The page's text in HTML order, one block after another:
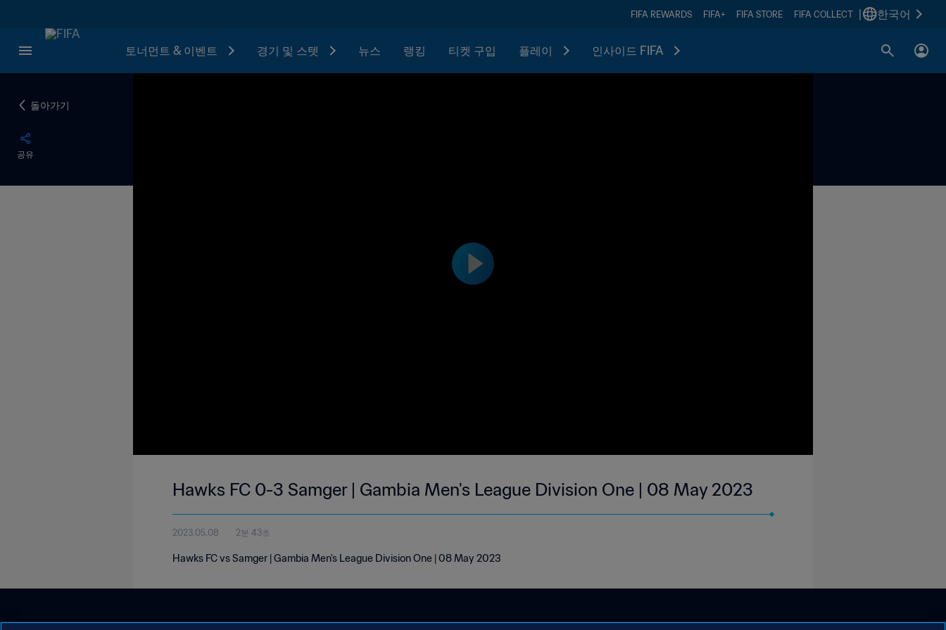
FIFA REWARDS FIFA+ FIFA STORE FIFA COLLECT 한국어
토너먼트 & 이벤트 경기 및 스텟 뉴스 랭킹 티켓 구입 플레이 인사이드 FIFA
돌아가기
공유
Hawks FC 0-3 Samger | Gambia Men's League Division One | 08 May 2023
2023.05.08 2분 43초
Hawks FC vs Samger | Gambia Men's League Division One | 08 May 2023